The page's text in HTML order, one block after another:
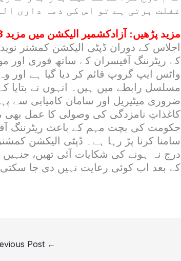
غفلت برتی ہے تو اس کی ذمہ داری
مزید پڑھیں: آزادکشمیر الیکشن میں مزید 3سیاسی جماعتوں کی انٹری، رجسٹریشن کرالی
کے ریٹرننگ آفیسران کے ساتھ فوری اور
واٹس ایپ گروپ قائم کر دیا گیا ہے
مسلسل رابطے میں ہیں۔ انہوں نے بتایا
ضروری میٹیریل اور سامان کامیابی سے
کاغذاتِ نامزدگی کی وصولی کا عمل بھی
حکومت کی بچت مہم کے باعث ریٹرننگ
سامنا کرنا پڑ رہا ہے۔ ڈپٹی الیکشن
درج نہ ہونے کی شکایات آئی تھیں،
کے بعد اب کوئی رعایت نہیں دی جا
←